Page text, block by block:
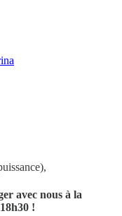
avec nous à la
!